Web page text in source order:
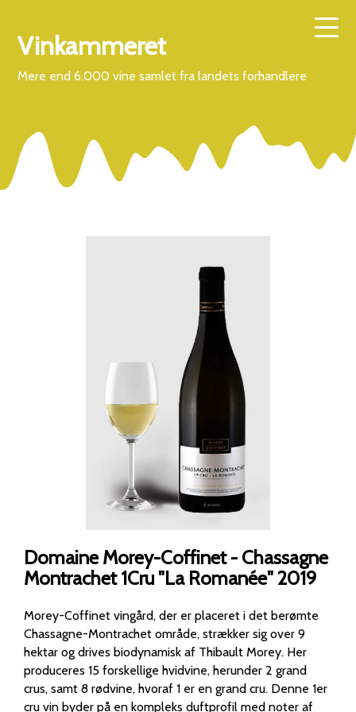
Vinkammeret
Mere end 6.000 vine samlet fra landets forhandlere
Domaine Morey-Coffinet - Chassagne
Montrachet 1Cru "La Romanée" 2019
Morey-Coffinet vingård, der er placeret i det berømte
Chassagne-Montrachet område, strækker sig over 9
hektar og drives biodynamisk af Thibault Morey. Her
produceres 15 forskellige hvidvine, herunder 2 grand
crus, samt 8 rødvine, hvoraf 1 er en grand cru. Denne 1er
cru vin byder på en kompleks duftprofil med noter af